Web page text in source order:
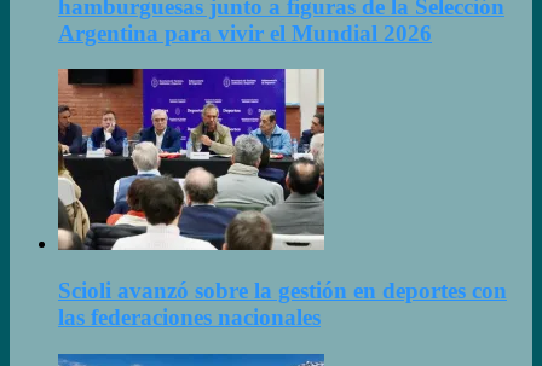
hamburguesas junto a figuras de la Selección
Argentina para vivir el Mundial 2026
Scioli avanzó sobre la gestión en deportes con
las federaciones nacionales